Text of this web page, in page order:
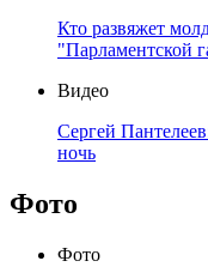
Кто развяжет
"Парламентской
Видео
Сергей
ночь
Фото
Фото